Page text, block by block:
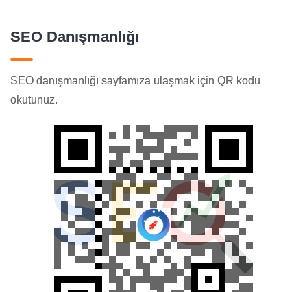
SEO Danışmanlığı
SEO danışmanlığı sayfamıza ulaşmak için QR kodu
okutunuz.